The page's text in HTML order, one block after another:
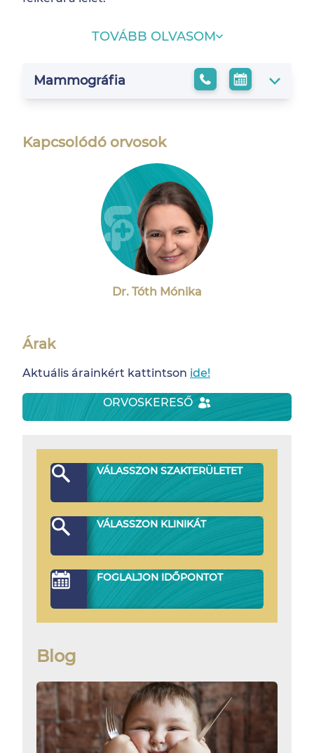
TOVÁBB OLVASOM
Mammográfia
Kapcsolódó orvosok
Dr. Tóth Mónika
Árak
Aktuális árainkért kattintson ide!
ORVOSKERESŐ
VÁLASSZON SZAKTERÜLETET
VÁLASSZON KLINIKÁT
FOGLALJON IDŐPONTOT
Blog